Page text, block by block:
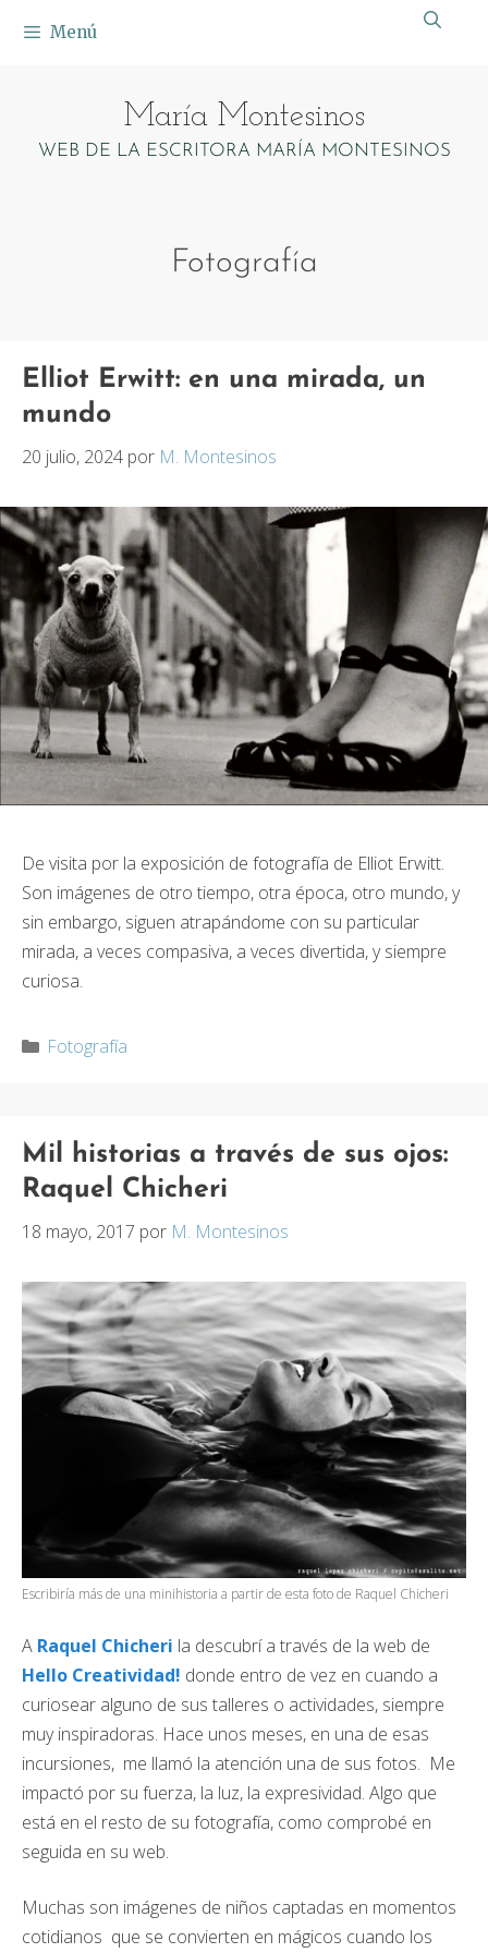
Menú
María Montesinos
WEB DE LA ESCRITORA MARÍA MONTESINOS
Fotografía
Elliot Erwitt: en una mirada, un
mundo
20 julio, 2024 por M. Montesinos
De visita por la exposición de fotografía de Elliot Erwitt.
Son imágenes de otro tiempo, otra época, otro mundo, y
sin embargo, siguen atrapándome con su particular
mirada, a veces compasiva, a veces divertida, y siempre
curiosa.
Categorías
Fotografía
Mil historias a través de sus ojos:
Raquel Chicheri
18 mayo, 2017 por M. Montesinos
Escribiría más de una minihistoria a partir de esta foto de Raquel Chicheri
A Raquel Chicheri la descubrí a través de la web de
Hello Creatividad! donde entro de vez en cuando a
curiosear alguno de sus talleres o actividades, siempre
muy inspiradoras. Hace unos meses, en una de esas
incursiones, me llamó la atención una de sus fotos. Me
impactó por su fuerza, la luz, la expresividad. Algo que
está en el resto de su fotografía, como comprobé en
seguida en su web.
Muchas son imágenes de niños captadas en momentos
cotidianos que se convierten en mágicos cuando los